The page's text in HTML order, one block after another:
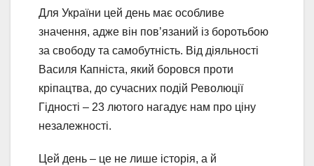
Для України цей день має особливе
значення, адже він пов’язаний із боротьбою
за свободу та самобутність. Від діяльності
Василя Капніста, який боровся проти
кріпацтва, до сучасних подій Революції
Гідності – 23 лютого нагадує нам про ціну
незалежності.
Цей день – це не лише історія, а й